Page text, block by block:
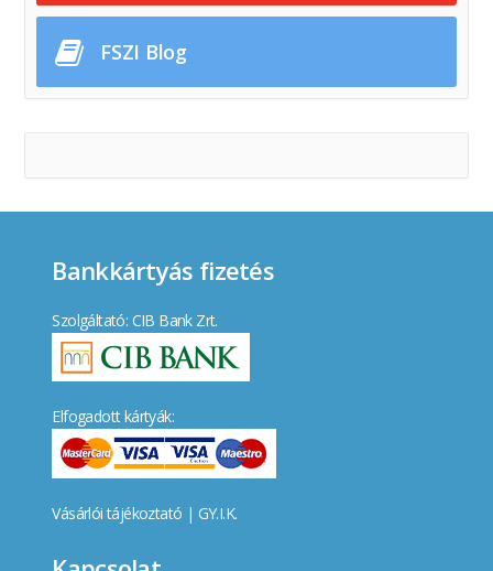
FSZI Blog
Bankkártyás fizetés
Szolgáltató: CIB Bank Zrt.
Elfogadott kártyák:
Vásárlói tájékoztató | GY.I.K.